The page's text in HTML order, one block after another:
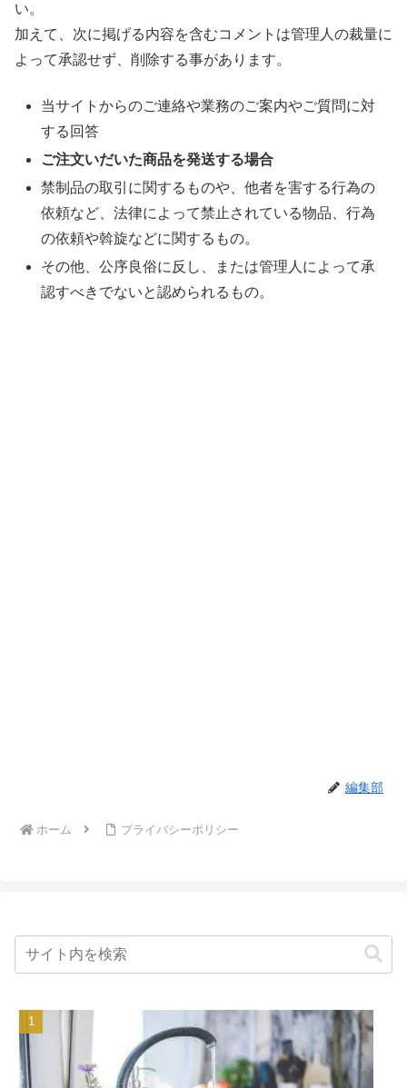
い。
加えて、次に掲げる内容を含むコメントは管理人の裁量に
よって承認せず、削除する事があります。
当サイトからのご連絡や業務のご案内やご質問に対
する回答
ご注文いだいた商品を発送する場合
禁制品の取引に関するものや、他者を害する行為の
依頼など、法律によって禁止されている物品、行為
の依頼や斡旋などに関するもの。
その他、公序良俗に反し、または管理人によって承
認すべきでないと認められるもの。
編集部
ホーム プライバシーポリシー